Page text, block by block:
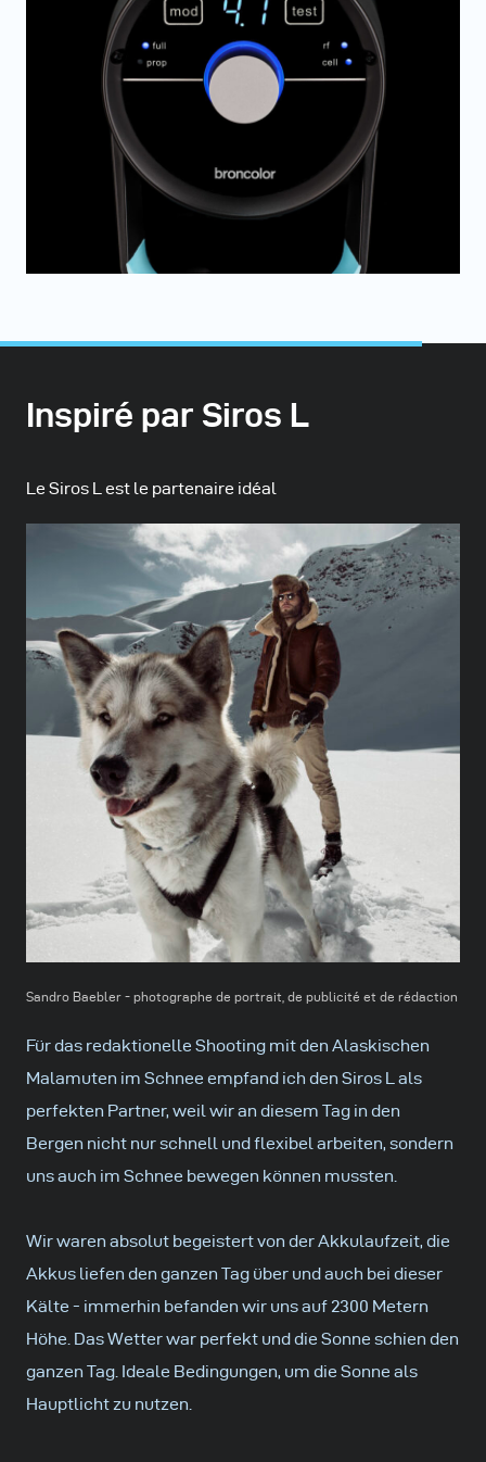
Inspiré par Siros L
Le Siros L est le partenaire idéal
Sandro Baebler - photographe de portrait, de publicité et de rédaction
Für das redaktionelle Shooting mit den Alaskischen
Malamuten im Schnee empfand ich den Siros L als
perfekten Partner, weil wir an diesem Tag in den
Bergen nicht nur schnell und flexibel arbeiten, sondern
uns auch im Schnee bewegen können mussten.
Wir waren absolut begeistert von der Akkulaufzeit, die
Akkus liefen den ganzen Tag über und auch bei dieser
Kälte - immerhin befanden wir uns auf 2300 Metern
Höhe. Das Wetter war perfekt und die Sonne schien den
ganzen Tag. Ideale Bedingungen, um die Sonne als
Hauptlicht zu nutzen.